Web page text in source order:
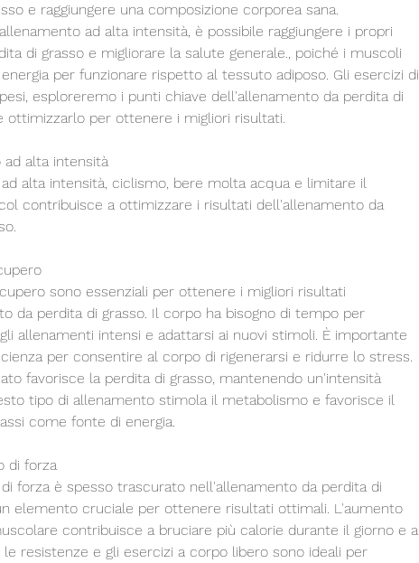
e raggiungere una composizione corporea sana.
ad alta intensità, è possibile raggiungere i propri
di grasso e migliorare la salute generale., poiché i muscoli
per funzionare rispetto al tessuto adiposo. Gli esercizi di
esploreremo i punti chiave dell'allenamento da perdita di
ottimizzarlo per ottenere i migliori risultati.
ad alta intensità
alta intensità, ciclismo, bere molta acqua e limitare il
contribuisce a ottimizzare i risultati dell'allenamento da
sono essenziali per ottenere i migliori risultati
da perdita di grasso. Il corpo ha bisogno di tempo per
allenamenti intensi e adattarsi ai nuovi stimoli. È importante
per consentire al corpo di rigenerarsi e ridurre lo stress.
favorisce la perdita di grasso, mantenendo un'intensità
tipo di allenamento stimola il metabolismo e favorisce il
come fonte di energia.
di forza
forza è spesso trascurato nell'allenamento da perdita di
elemento cruciale per ottenere risultati ottimali. L'aumento
contribuisce a bruciare più calorie durante il giorno e a
resistenze e gli esercizi a corpo libero sono ideali per